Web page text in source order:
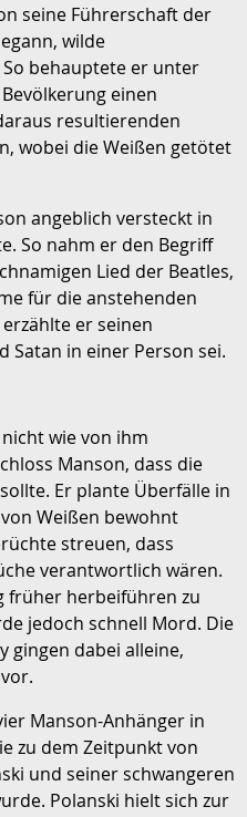
seine Führerschaft der
wilde
behauptete er unter
einen
resultierenden
wobei die Weißen getötet
angeblich versteckt in
So nahm er den Begriff
Lied der Beatles,
für die anstehenden
er seinen
Satan in einer Person sei.
wie von ihm
Manson, dass die
Er plante Überfälle in
Weißen bewohnt
streuen, dass
verantwortlich wären.
früher herbeiführen zu
jedoch schnell Mord. Die
gingen dabei alleine,
Manson-Anhänger in
zu dem Zeitpunkt von
und seiner schwangeren
Polanski hielt sich zur